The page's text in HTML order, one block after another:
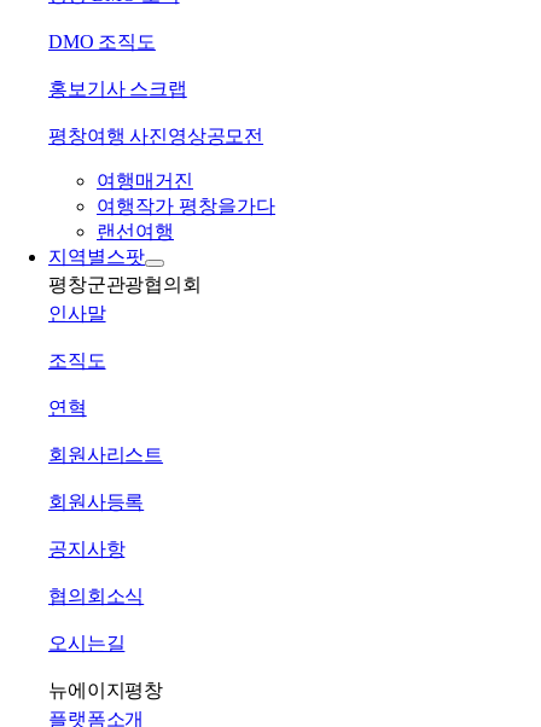
DMO 조직도
홍보기사 스크랩
평창여행 사진영상공모전
여행매거진
여행작가 평창을가다
랜선여행
지역별스팟
평창군관광협의회
인사말
조직도
연혁
회원사리스트
회원사등록
공지사항
협의회소식
오시는길
뉴에이지평창
플랫폼소개